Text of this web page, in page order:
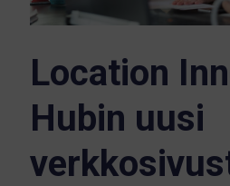
Location
Hubin uusi